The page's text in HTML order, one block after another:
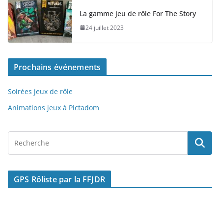
e
b
o
o
k
o
d
o
n
g
er
La gamme jeu de rôle For The Story
24 juillet 2023
Prochains événements
Soirées jeux de rôle
Animations jeux à Pictadom
GPS Rôliste par la FFJDR